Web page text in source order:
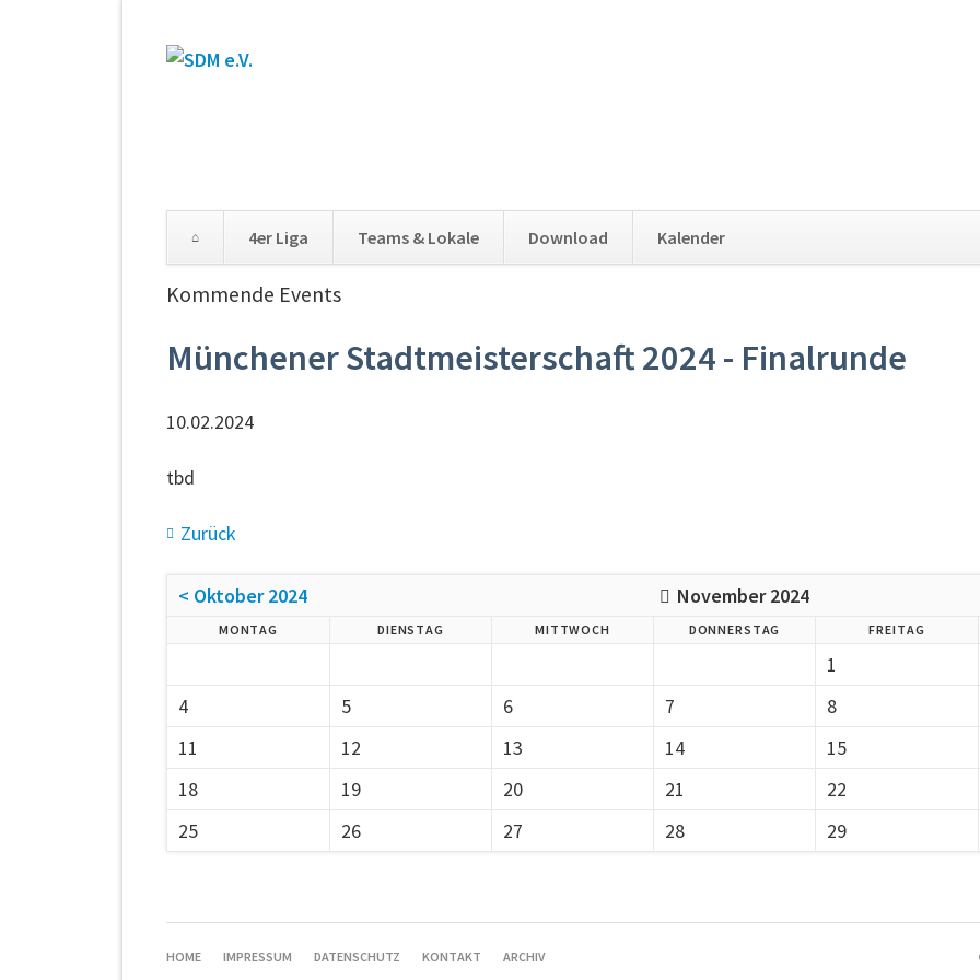
4er Liga Teams & Lokale Download Kalender
Kommende Events
Münchener Stadtmeisterschaft 2024 - Finalrunde
10.02.2024
tbd
Zurück
< Oktober 2024 November 2024
MONTAG DIENSTAG MITTWOCH DONNERSTAG FREITAG
1
4
5 6 7 8
11
12 13 14 15
18
19 20 21 22
25
26 27 28 29
HOME IMPRESSUM DATENSCHUTZ KONTAKT ARCHIV